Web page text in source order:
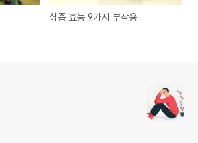
칡즙 효능 9가지 부작용